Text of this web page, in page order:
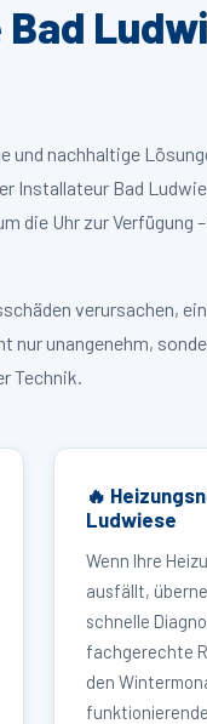
und nachhaltige
Installateur Bad
die Uhr zur Verfügung
verursachen, ein
unangenehm,
Technik.
🔥
Ludwiese
Wenn Ihre
ausfällt,
schnelle
fachgerechte
den